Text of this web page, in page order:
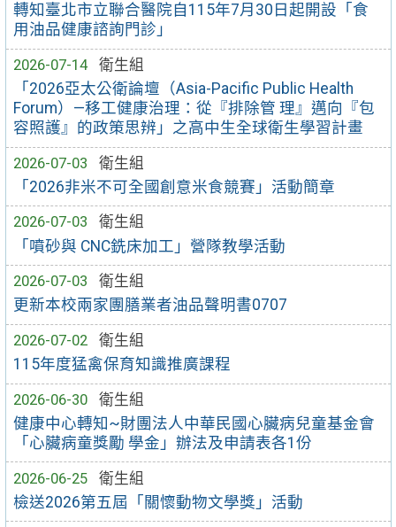
轉知臺北市立聯合醫院自115年7月30日起開設「食
用油品健康諮詢門診」
2026-07-14
衛生組
「2026亞太公衛論壇（Asia-Pacific Public Health
Forum）—移工健康治理：從『排除管 理』邁向『包
容照護』的政策思辨」之高中生全球衛生學習計畫
2026-07-03
衛生組
「2026非米不可全國創意米食競賽」活動簡章
2026-07-03
衛生組
「噴砂與 CNC銑床加工」營隊教學活動
2026-07-03
衛生組
更新本校兩家團膳業者油品聲明書0707
2026-07-02
衛生組
115年度猛禽保育知識推廣課程
2026-06-30
衛生組
健康中心轉知~財團法人中華民國心臟病兒童基金會
「心臟病童獎勵 學金」辦法及申請表各1份
2026-06-25
衛生組
檢送2026第五屆「關懷動物文學獎」活動